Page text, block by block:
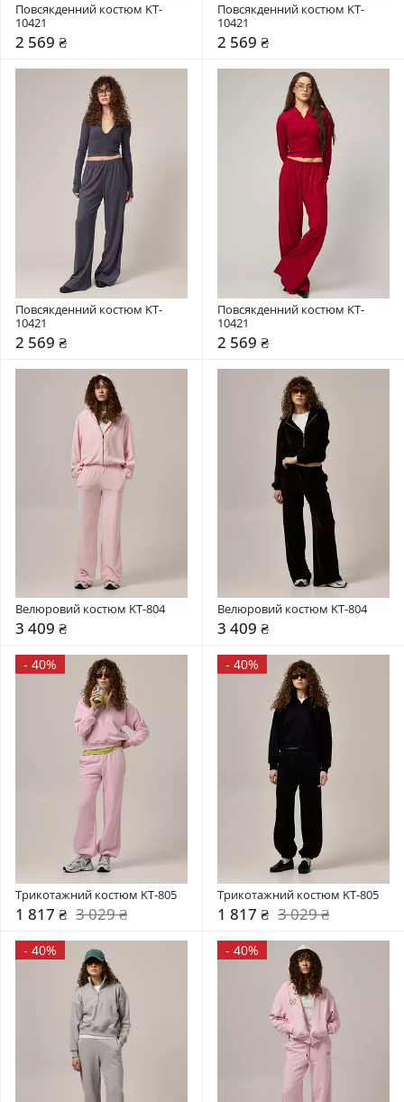
Повсякденний костюм KT-
10421
2 569 ₴
Повсякденний костюм KT-
10421
2 569 ₴
Повсякденний костюм KT-
10421
2 569 ₴
Повсякденний костюм KT-
10421
2 569 ₴
Велюровий костюм KT-804
3 409 ₴
Велюровий костюм KT-804
3 409 ₴
- 40%
Трикотажний костюм KT-805
1 817 ₴ 3 029 ₴
- 40%
Трикотажний костюм KT-805
1 817 ₴ 3 029 ₴
- 40% - 40%